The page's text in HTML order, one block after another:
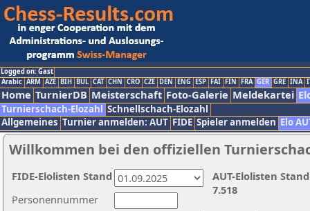
Logged on: Gast
Arabic ARM AZE BIH BUL CAT CHN CRO CZE DEN ENG ESP FAI FIN FRA GER GRE INA
Home TurnierDB Meisterschaft Foto-Galerie Meldekartei
Turnierschach-Elozahl Schnellschach-Elozahl
Allgemeines Turnier anmelden: AUT FIDE Spieler anmelden Elo
Willkommen bei den offiziellen
Personennummer
AUT-Elolisten
7.518
FIDE-Elolisten Stand